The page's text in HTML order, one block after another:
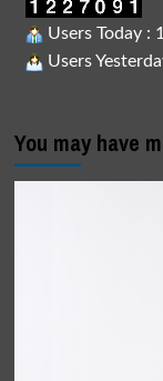
Users Today :
Users
You may have